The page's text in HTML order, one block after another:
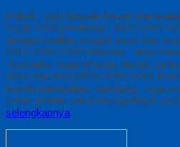
Pabrik Toga Wisuda Murah
Sejak 1999 | Hubungi : 0812-2282-
dengan kualitas unggul untuk hari
0812-2282-1060 Wibesite : https://
Konveksi Toga Wisuda Murah
https://wa.me/62812-2282-1060
Murah Berkualitas Bandung, Toga
solusi praktis untuk mengadakan
selengkapnya